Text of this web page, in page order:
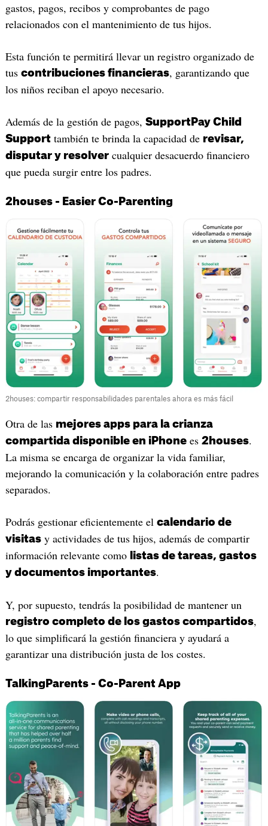
gastos, pagos, recibos y comprobantes de pago
relacionados con el mantenimiento de tus hijos.
Esta función te permitirá llevar un registro organizado de
tus contribuciones financieras, garantizando que
los niños reciban el apoyo necesario.
Además de la gestión de pagos, SupportPay Child
Supporttambién te brinda la capacidad de revisar,
disputar y resolvercualquier desacuerdo financiero
que pueda surgir entre los padres.
2houses - Easier Co-Parenting
2houses: compartir responsabilidades parentales ahora es más fácil
Otra de las mejores apps para la crianza
compartida disponible en iPhonees 2houses.
La misma se encarga de organizar la vida familiar,
mejorando la comunicación y la colaboración entre padres
separados.
Podrás gestionar eficientemente el calendario de
visitasy actividades de tus hijos, además de compartir
información relevante como
listas de tareas, gastos
y documentos importantes.
Y, por supuesto, tendrás la posibilidad de mantener un
registro completo de los gastos compartidos,
lo que simplificará la gestión financiera y ayudará a
garantizar una distribución justa de los costes.
TalkingParents - Co-Parent App